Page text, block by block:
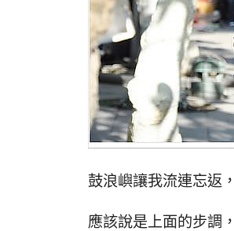
鼓浪嶼讓我流連忘返，
應該說是上面的步調